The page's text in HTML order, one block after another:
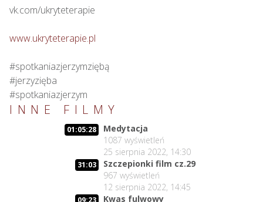
vk.com/ukryteterapie
www.ukryteterapie.pl
#spotkaniazjerzymziębą
#jerzyzięba
#spotkaniazjerzym
INNE FILMY
01:05:28
Medytacja
1087 wyświetleń
25 sierpnia 2022, 14:30
31:03
Szczepionki film cz.29
967 wyświetleń
12 sierpnia 2022, 14:45
09:23
Kwas fulwowy